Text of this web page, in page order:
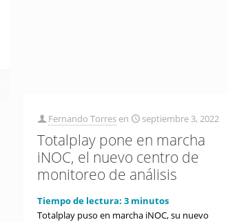
Fernando Torres en septiembre 3, 2022
Totalplay pone en marcha
iNOC, el nuevo centro de
monitoreo de análisis
Tiempo de lectura:3 minutos
Totalplay puso en marcha iNOC, su nuevo